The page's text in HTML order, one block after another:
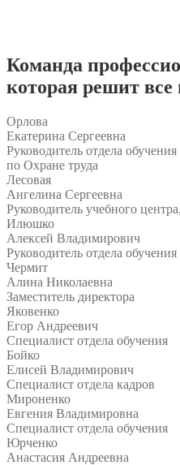
Команда
которая решит
Орлова
Екатерина Сергеевна
Руководитель отдела обучения
по Охране труда
Лесовая
Ангелина Сергеевна
Руководитель учебного
Илюшко
Алексей Владимирович
Руководитель отдела
Чермит
Алина Николаевна
Заместитель директора
Яковенко
Егор Андреевич
Специалист отдела обучения
Бойко
Елисей Владимирович
Специалист отдела кадров
Мироненко
Евгения Владимировна
Специалист отдела обучения
Юрченко
Анастасия Андреевна